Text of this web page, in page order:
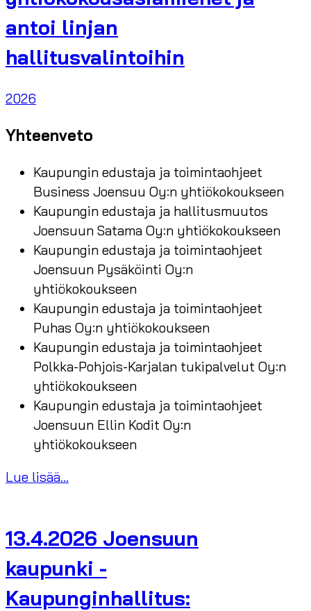
antoi linjan
hallitusvalintoihin
2026
Yhteenveto
Kaupungin edustaja ja toimintaohjeet
Business Joensuu Oy:n yhtiökokoukseen
Kaupungin edustaja ja hallitusmuutos
Joensuun Satama Oy:n yhtiökokoukseen
Kaupungin edustaja ja toimintaohjeet
Joensuun Pysäköinti Oy:n
yhtiökokoukseen
Kaupungin edustaja ja toimintaohjeet
Puhas Oy:n yhtiökokoukseen
Kaupungin edustaja ja toimintaohjeet
Polkka-Pohjois-Karjalan tukipalvelut Oy:n
yhtiökokoukseen
Kaupungin edustaja ja toimintaohjeet
Joensuun Ellin Kodit Oy:n
yhtiökokoukseen
Lue lisää...
13.4.2026 Joensuun
kaupunki -
Kaupunginhallitus: